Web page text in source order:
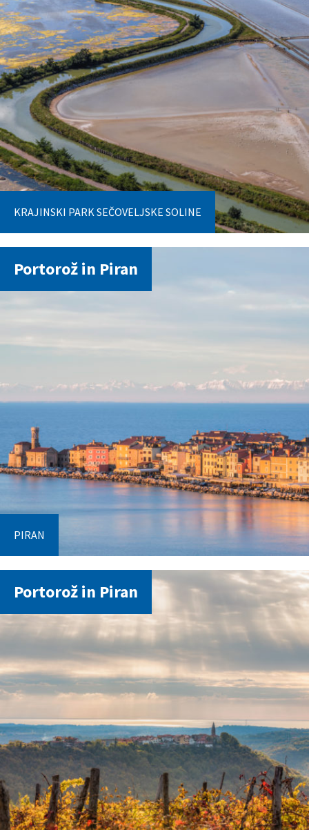
KRAJINSKI PARK SEČOVELJSKE SOLINE
Portorož in Piran
PIRAN
Portorož in Piran